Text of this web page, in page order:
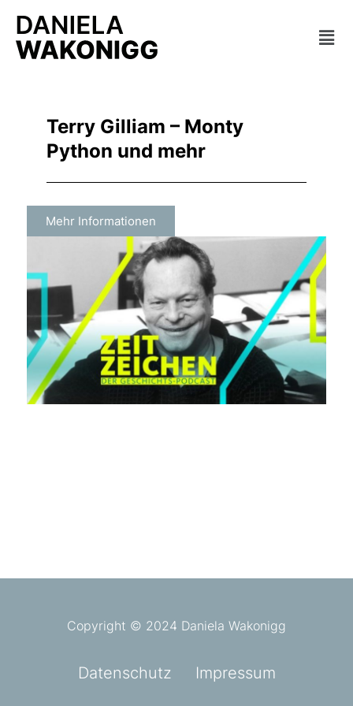
Inhalt
springen
Terry Gilliam – Monty
Python und mehr
Mehr Informationen
Copyright © 2024 Daniela Wakonigg
Datenschutz Impressum